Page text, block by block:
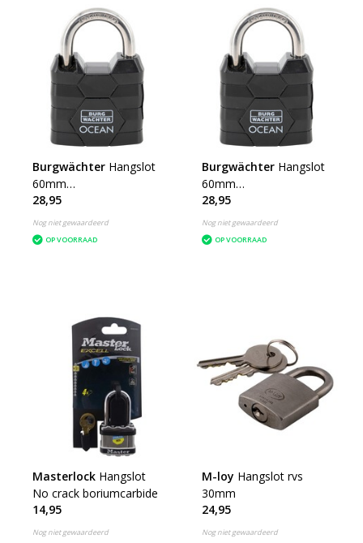
Burgwächter Hangslot
60mm
Zeewaterbestendig
28,95
Nog niet gewaardeerd
OP VOORRAAD
Burgwächter Hangslot
60mm
Zeewaterbestendig GS
28,95
Nog niet gewaardeerd
OP VOORRAAD
Masterlock Hangslot
No crack boriumcarbide
14,95
Nog niet gewaardeerd
M-loy Hangslot rvs
30mm
24,95
Nog niet gewaardeerd